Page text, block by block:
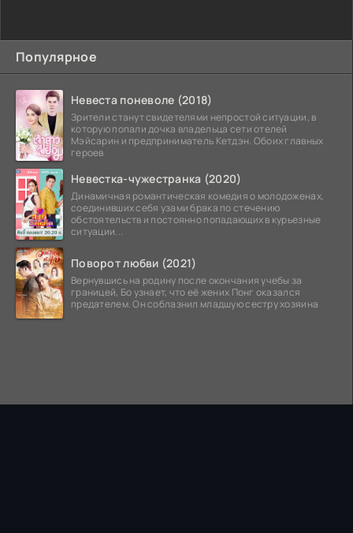
Популярное
Невеста поневоле (2018)
Зрители станут свидетелями непростой ситуации, в
которую попали дочка владельца сети отелей
Мэйсарин и предприниматель Кетдэн. Обоих главных
героев
Невестка-чужестранка (2020)
Динамичная романтическая комедия о молодоженах,
соединивших себя узами брака по стечению
обстоятельств и постоянно попадающих в курьезные
ситуации...
Поворот любви (2021)
Вернувшись на родину после окончания учебы за
границей, Бо узнает, что её жених Понг оказался
предателем. Он соблазнил младшую сестру хозяина